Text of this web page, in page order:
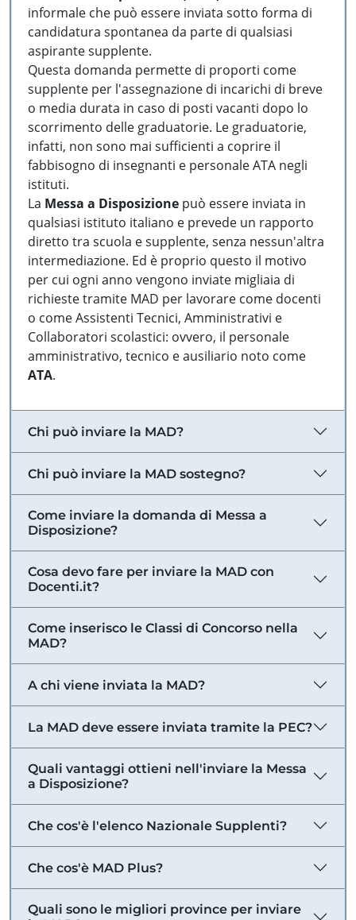
informale che può essere inviata sotto forma di
candidatura spontanea da parte di qualsiasi
aspirante supplente.
Questa domanda permette di proporti come
supplente per l'assegnazione di incarichi di breve
o media durata in caso di posti vacanti dopo lo
scorrimento delle graduatorie. Le graduatorie,
infatti, non sono mai sufficienti a coprire il
fabbisogno di insegnanti e personale ATA negli
istituti.
La Messa a Disposizione può essere inviata in
qualsiasi istituto italiano e prevede un rapporto
diretto tra scuola e supplente, senza nessun'altra
intermediazione. Ed è proprio questo il motivo
per cui ogni anno vengono inviate migliaia di
richieste tramite MAD per lavorare come docenti
o come Assistenti Tecnici, Amministrativi e
Collaboratori scolastici: ovvero, il personale
amministrativo, tecnico e ausiliario noto come
ATA.
Chi può inviare la MAD?
Chi può inviare la MAD sostegno?
Come inviare la domanda di Messa a
Disposizione?
Cosa devo fare per inviare la MAD con
Docenti.it?
Come inserisco le Classi di Concorso nella
MAD?
A chi viene inviata la MAD?
La MAD deve essere inviata tramite la PEC?
Quali vantaggi ottieni nell'inviare la Messa
a Disposizione?
Che cos'è l'elenco Nazionale Supplenti?
Che cos'è MAD Plus?
Quali sono le migliori province per inviare